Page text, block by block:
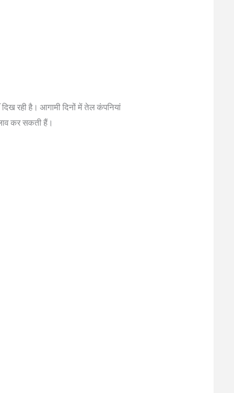
रही है। आगामी दिनों में तेल कंपनियां
कर सकती हैं।